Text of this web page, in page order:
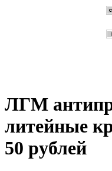
ЛГМ
литейные
50 рублей